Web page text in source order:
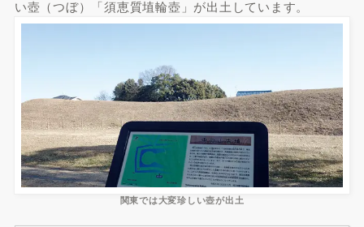
い壺（つぼ）「須恵質埴輪壺」が出土しています。
関東では大変珍しい壺が出土